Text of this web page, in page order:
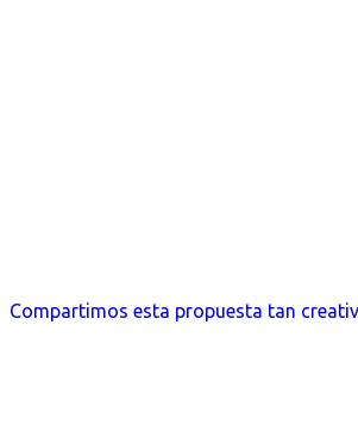
Compartimos esta propuesta tan